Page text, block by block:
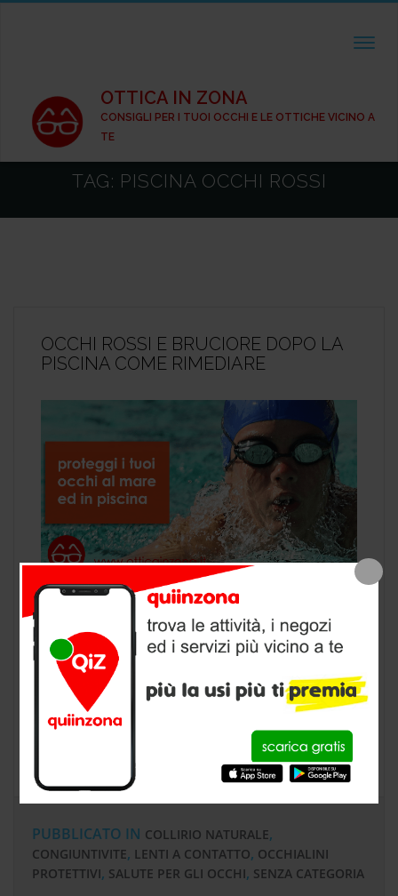
OTTICA IN ZONA
CONSIGLI PER I TUOI OCCHI E LE OTTICHE VICINO A
TE
TAG: PISCINA OCCHI ROSSI
OCCHI ROSSI E BRUCIORE DOPO LA
PISCINA COME RIMEDIARE
Occhi rossi e bruciore dopo una nuotata in
piscina è un classico. Ma da cosa dipende e
come possiamo rimediare? La causa degli
occhi rossi dopo essere stati in piscina, non è
da attribuirsi alla sola presenza di cloro e di
altri prodotti utilizzati per disinfettare l’acqua,
ma anche ai numerosi batteri presenti
nell’acqua. Causa […]
PUBBLICATO IN COLLIRIO NATURALE,
CONGIUNTIVITE, LENTI A CONTATTO, OCCHIALINI
PROTETTIVI, SALUTE PER GLI OCCHI, SENZA CATEGORIA